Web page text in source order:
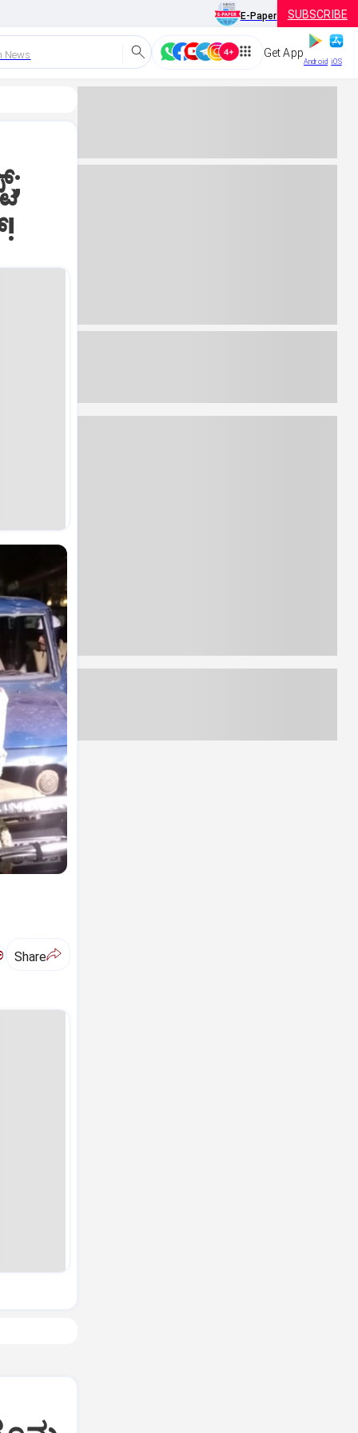
E-Paper SUBSCRIBE
News Get App
Android iOS
Share